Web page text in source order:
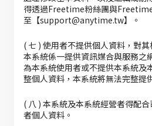
得透過Freetime粉絲團與
至【support@anytime.tw】。
( 七 ) 使用者不提供個人資料，對
本系統係一提供資訊媒合與服務之
為本系統使用者或不提供本系統及
整個人資料，本系統將無法完整提
( 八 ) 本系統及本系統經營者得配
者個人資料。